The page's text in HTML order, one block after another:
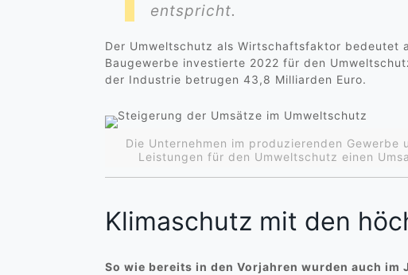
entspricht.
Der Umweltschutz als Wirtschaftsfaktor bedeutet
Baugewerbe investierte 2022 für den
der Industrie betrugen 43,8 Milliarden Euro.
Die Unternehmen im produzierenden
Leistungen für den Umweltschutz einen
Klimaschutz mit den
So wie bereits in den Vorjahren wurden auch